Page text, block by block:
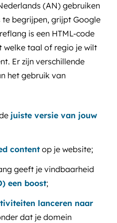
(AN) gebruiken
begrijpen, grijpt Google
is een HTML-code
welke taal of regio je wilt
Er zijn verschillende
het gebruik van
juiste versie van jouw
content op je website;
geeft je vindbaarheid
een boost;
lanceren naar
dat je domein